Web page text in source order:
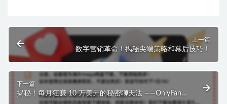
上一篇
数字营销革命！揭秘尖端策略和幕后技巧！
下一篇
揭秘！每月狂赚 10 万美元的秘密聊天法 ——OnlyFans
项目成功之道($1,497.00)